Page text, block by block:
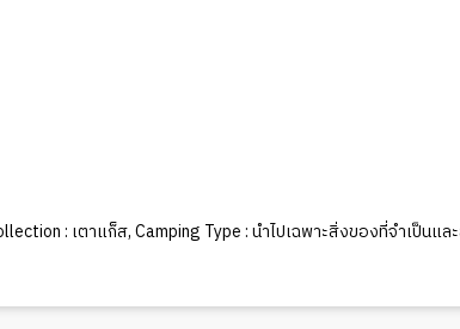
: เตาแก็ส,Camping Type : นำไปเฉพาะสิ่งของที่จำเป็น